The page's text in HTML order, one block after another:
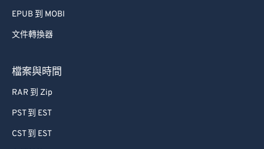
EPUB 到 MOBI
文件轉換器
檔案與時間
RAR 到 Zip
PST 到 EST
CST 到 EST